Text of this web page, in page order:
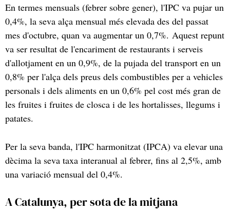
En termes mensuals (febrer sobre gener), l'IPC va pujar un
0,4%, la seva alça mensual més elevada des del passat
mes d'octubre, quan va augmentar un 0,7%. Aquest repunt
va ser resultat de l'encariment de restaurants i serveis
d'allotjament en un 0,9%, de la pujada del transport en un
0,8% per l'alça dels preus dels combustibles per a vehicles
personals i dels aliments en un 0,6% pel cost més gran de
les fruites i fruites de closca i de les hortalisses, llegums i
patates.
Per la seva banda, l'IPC harmonitzat (IPCA) va elevar una
dècima la seva taxa interanual al febrer, fins al 2,5%, amb
una variació mensual del 0,4%.
A Catalunya, per sota de la mitjana